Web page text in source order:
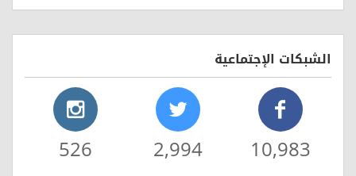
الشبكات الإجتماعية
10,983
2,994
526